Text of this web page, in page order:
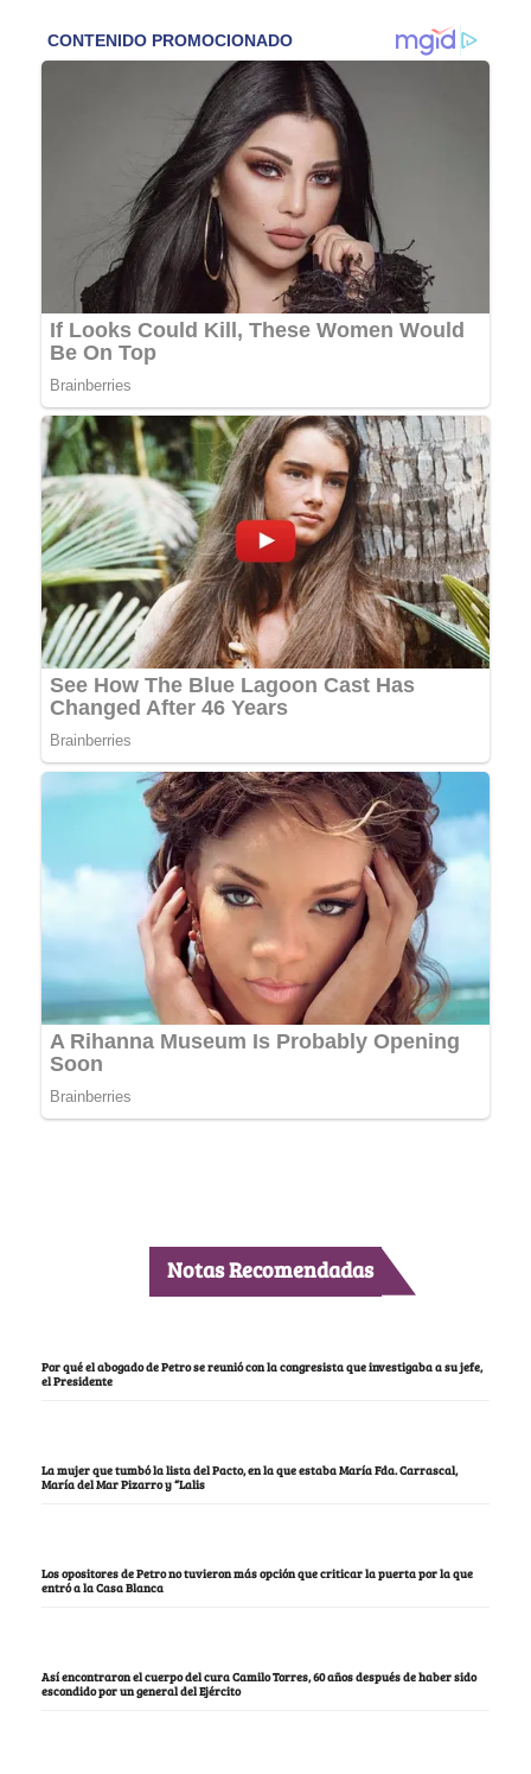
Notas Recomendadas
Por qué el abogado de Petro se reunió con la congresista que investigaba a su jefe,
el Presidente
La mujer que tumbó la lista del Pacto, en la que estaba María Fda. Carrascal,
María del Mar Pizarro y “Lalis
Los opositores de Petro no tuvieron más opción que criticar la puerta por la que
entró a la Casa Blanca
Así encontraron el cuerpo del cura Camilo Torres, 60 años después de haber sido
escondido por un general del Ejército